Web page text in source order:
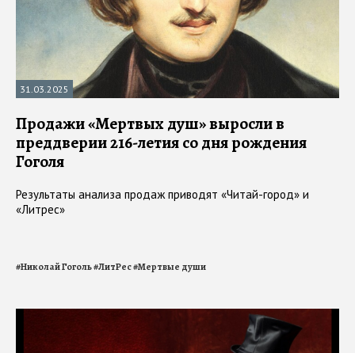
31.03.2025
Продажи «Мертвых душ» выросли в
преддверии 216-летия со дня рождения
Гоголя
Результаты анализа продаж приводят «Читай-город» и
«Литрес»
#Николай Гоголь#ЛитРес#Мертвые души